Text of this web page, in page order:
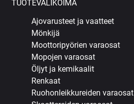
TUOTEVALIKOIMA
Ajovarusteet ja vaatteet
Mönkijä
Moottoripyörien varaosat
Mopojen varaosat
Öljyt ja kemikaalit
Renkaat
Ruohonleikkureiden varaosat